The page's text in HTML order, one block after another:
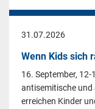
31.07.2026
Wenn Kids sich
16. September, 12-
antisemitische und
erreichen Kinder